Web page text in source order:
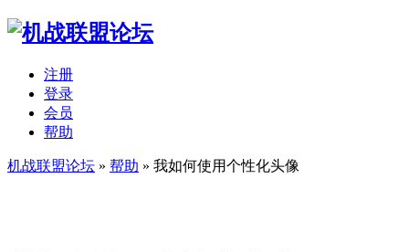
注册
登录
会员
帮助
机战联盟论坛 » 帮助 » 我如何使用个性化头像